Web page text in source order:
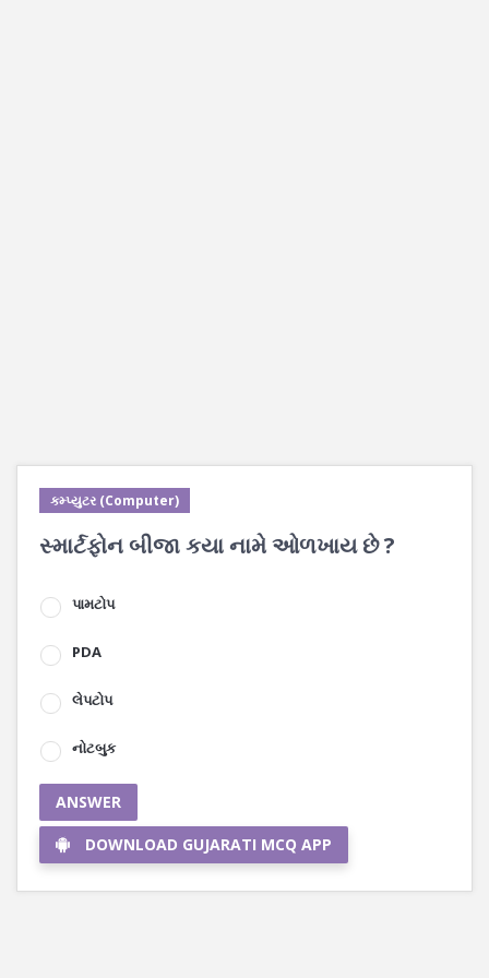
કમ્પ્યુટર (Computer)
સ્માર્ટફોન બીજા કયા નામે ઓળખાય છે ?
પામટોપ
PDA
લેપટોપ
નોટબુક
ANSWER
DOWNLOAD GUJARATI MCQ APP